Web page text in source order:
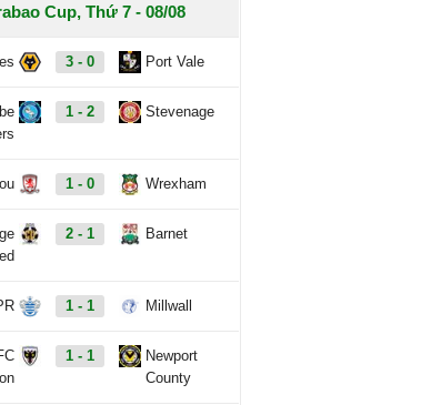
Cup, Thứ 7 - 08/08
3 - 0 Port Vale
1 - 2 Stevenage
1 - 0 Wrexham
2 - 1 Barnet
1 - 1 Millwall
1 - 1
Newport
County